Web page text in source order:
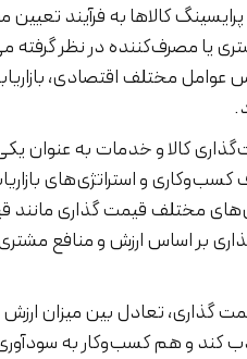
کالاها به فرآیند
یا مصرف‌کننده در نظر گرفته
مختلف اقتصادی،
کالا و خدمات به عنوان
و استراتژی‌های
مختلف قیمت گذاری مانند
بر اساس ارزش و منافع
گذاری، تعادل بین میزان
کند و هم کسب‌وکار به